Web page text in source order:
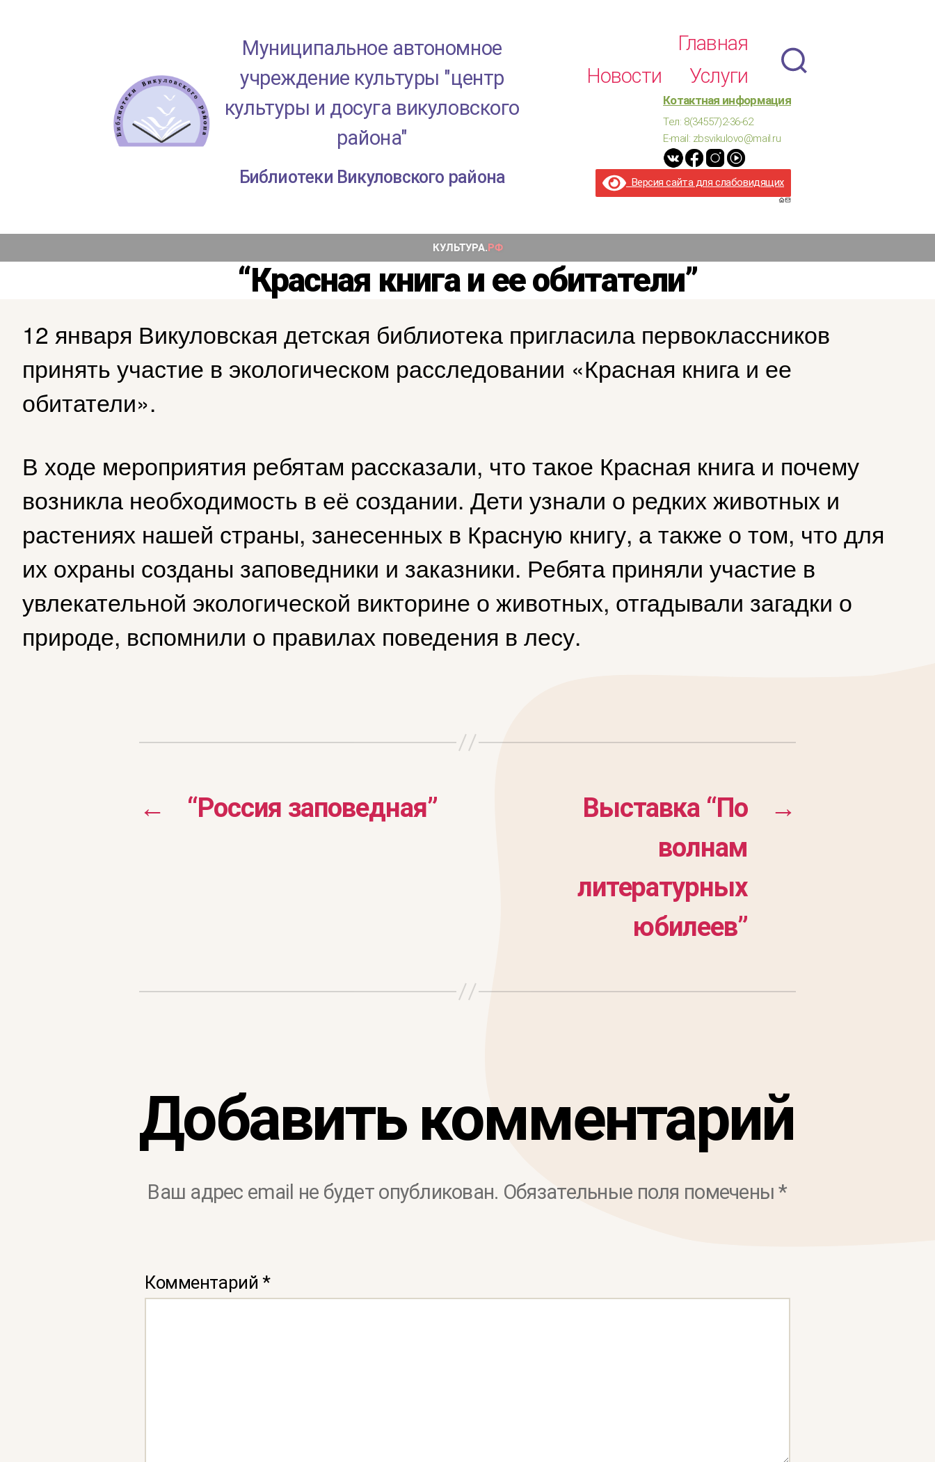
района"
Муниципальное автономное
учреждение культуры "центр
культуры и досуга викуловского
района"
Библиотеки Викуловского района
Главная
Новости
Услуги
Котактная информация
Тел: 8(34557)2-36-62
E-mail: zbsvikulovo@mail.ru
Версия сайта для слабовидящих
“Красная книга и ее обитатели”
12 января Викуловская детская библиотека пригласила первоклассников
принять участие в экологическом расследовании «Красная книга и ее
обитатели».
В ходе мероприятия ребятам рассказали, что такое Красная книга и почему
возникла необходимость в её создании. Дети узнали о редких животных и
растениях нашей страны, занесенных в Красную книгу, а также о том, что для
их охраны созданы заповедники и заказники. Ребята приняли участие в
увлекательной экологической викторине о животных, отгадывали загадки о
природе, вспомнили о правилах поведения в лесу.
← “Россия заповедная” →
Выставка “По
волнам
литературных
юбилеев”
Добавить комментарий
Ваш адрес email не будет опубликован. Обязательные поля помечены*
Комментарий *